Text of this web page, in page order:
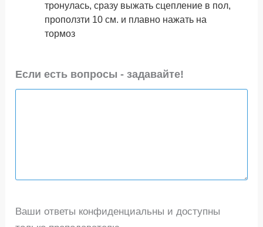
тронулась, сразу выжать сцепление в пол,
проползти 10 см. и плавно нажать на
тормоз
Если есть вопросы - задавайте!
Ваши ответы конфиденциальны и доступны